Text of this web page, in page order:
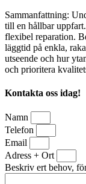
Sammanfattning:
till en hållbar
flexibel reparation.
läggtid på enkla,
utseende och hur
och prioritera
Kontakta oss idag!
Namn
Telefon
Email
Adress + Ort
Beskriv ert behov,